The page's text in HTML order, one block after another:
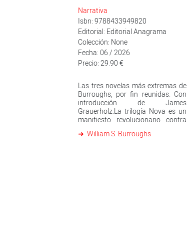
Narrativa
Isbn: 9788433949820
Editorial: Editorial Anagrama
Colección: None
Fecha: 06 / 2026
Precio: 29.90 €
Las tres novelas más extremas de
Burroughs, por fin reunidas. Con
introducción de James
Grauerholz.La trilogía Nova es un
manifiesto revolucionario contra
forma de guerrilla contra el
William S. Burroughs